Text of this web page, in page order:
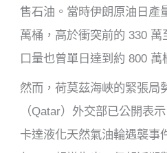
售石油。當時伊朗原油日產
萬桶，高於衝突前的 330
口量也曾單日達到約 800 萬
然而，荷莫茲海峽的緊張局
（Qatar）外交部已公開表
卡達液化天然氣油輪遇襲事